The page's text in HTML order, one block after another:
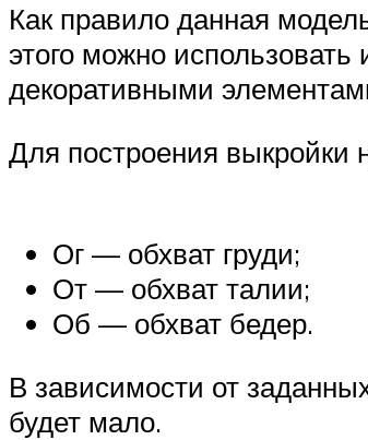
Как правило данная
этого можно
декоративными
Для построения выкройки
Ог — обхват груди;
От — обхват талии;
Об — обхват бедер.
В зависимости от
будет мало.